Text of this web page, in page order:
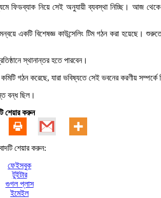
ফিডব্যাক নিয়ে সেই অনুযায়ী ব্যবস্থা নিচ্ছি। আজ
একটি বিশেষজ্ঞ কাউন্সেলিং টিম গঠন করা হয়েছে।
স্থানান্তর হতে পারবেন।
গঠন করেছে, যারা ভবিষ্যতে সেই ভবনের করণীয় সম্পর্কে
বন্ধ ছিল।
শেয়ার করুন
শেয়ার করুন:
ফেইসবুক
টুইটার
গুগল প্লাস
ইমেইল